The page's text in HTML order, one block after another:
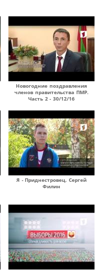
Новогодние поздравления
членов правительства ПМР.
Часть 2 - 30/12/16
Я - Приднестровец. Сергей
Филин